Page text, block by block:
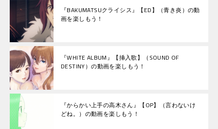
『BAKUMATSUクライシス』【ED】（青き炎）の動
画を楽しもう！
『WHITE ALBUM』【挿入歌】（SOUND OF
DESTINY）の動画を楽しもう！
『からかい上手の高木さん』【OP】（言わないけ
どね。）の動画を楽しもう！